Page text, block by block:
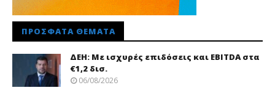
ΠΡΌΣΦΑΤΑ ΘΈΜΑΤΑ
ΔΕΗ: Με ισχυρές επιδόσεις και EBITDA στα
€1,2 δισ.
06/08/2026